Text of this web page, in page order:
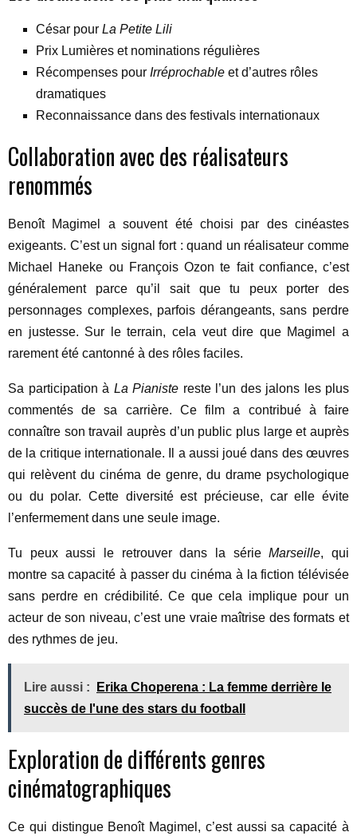
César pour La Petite Lili
Prix Lumières et nominations régulières
Récompenses pour Irréprochable et d’autres rôles
dramatiques
Reconnaissance dans des festivals internationaux
Collaboration avec des réalisateurs
renommés
Benoît Magimel a souvent été choisi par des cinéastes
exigeants. C’est un signal fort : quand un réalisateur comme
Michael Haneke ou François Ozon te fait confiance, c’est
généralement parce qu’il sait que tu peux porter des
personnages complexes, parfois dérangeants, sans perdre
en justesse. Sur le terrain, cela veut dire que Magimel a
rarement été cantonné à des rôles faciles.
Sa participation à La Pianiste reste l’un des jalons les plus
commentés de sa carrière. Ce film a contribué à faire
connaître son travail auprès d’un public plus large et auprès
de la critique internationale. Il a aussi joué dans des œuvres
qui relèvent du cinéma de genre, du drame psychologique
ou du polar. Cette diversité est précieuse, car elle évite
l’enfermement dans une seule image.
Tu peux aussi le retrouver dans la sérieMarseille, qui
montre sa capacité à passer du cinéma à la fiction télévisée
sans perdre en crédibilité. Ce que cela implique pour un
acteur de son niveau, c’est une vraie maîtrise des formats et
des rythmes de jeu.
Lire aussi :
Erika Choperena : La femme derrière le
succès de l'une des stars du football
Exploration de différents genres
cinématographiques
Ce qui distingue Benoît Magimel, c’est aussi sa capacité à